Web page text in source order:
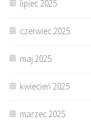
lipiec 2025
czerwiec 2025
maj 2025
kwiecień 2025
marzec 2025